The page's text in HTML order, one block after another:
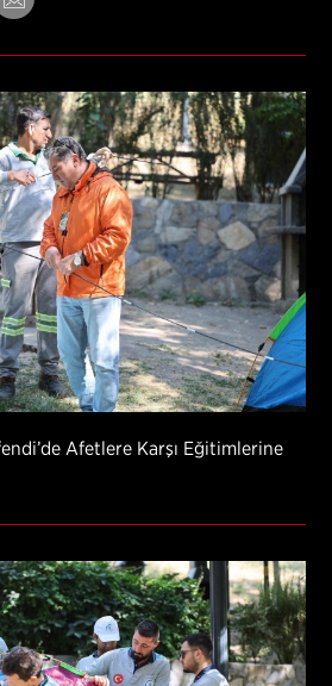
Afetlere Karşı Eğitimlerine